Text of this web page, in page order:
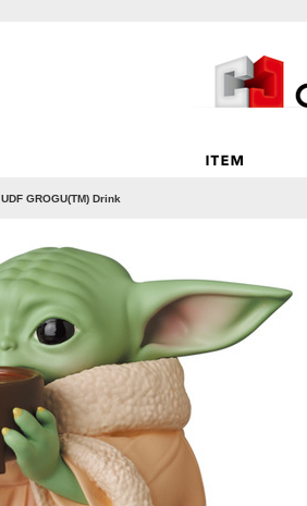
UDF GROGU(TM) Drink